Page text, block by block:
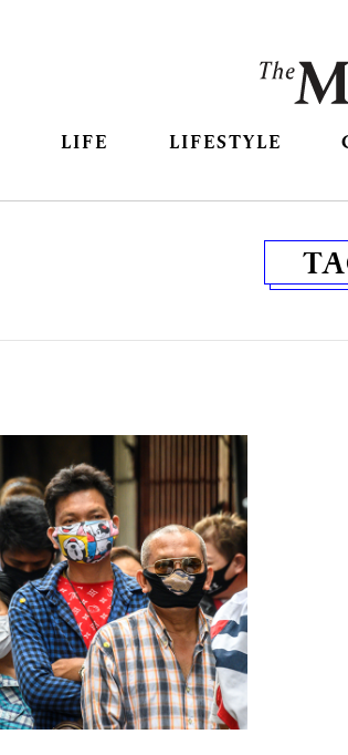
LIFE LIFESTYLE